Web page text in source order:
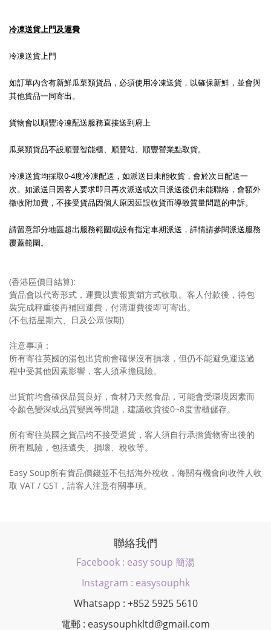
冷凍送貨上門及運費
冷凍送貨上門
如訂單內含有新鮮瓜菜類貨品，必須使用冷凍送貨，以確保新鮮，並會與
其他貨品一同寄出。
貨物會以順豐冷凍配送服務直接送到府上
瓜菜類貨品不設順豐智能櫃、順豐站、順豐營業點取貨。
冷凍送貨均採取0-4度冷凍配送，如派送日未能收貨，會於次日配送一
次。如派送日因客人要求即日再次派送或次日派送後仍未能聯絡，會額外
徵收附加費，不接受貨品因個人原因延誤收貨而導致質量問題的申訴。
請留意部分地區超出服務範圍或設有指定車期派送，詳情請參閱派送服務
覆蓋範圍。
(香港區價目結算):
貨品會以代寄形式，運費以實報實銷方式收取。客人付款後，待包
裝完成秤重後再補回運費，付清運費後即可寄出。
(不包括星期六、日及公眾假期)
注意事項：
所有寄往英國的湯包出貨前會確保沒有損壞，但仍不能避免運送過
程中受其他因素影響，客人須承擔風險。
出貨前均會確保品質良好，食材乃天然食品，可能會受環境因素而
令顏色變深或品質變異等問題，建議收貨後0~8度雪櫃儲存。
所有寄往英國之貨品均不接受退貨，客人須自行承擔貨物寄出後的
所有風險，包括遺失、損壞、稅收等。
Easy Soup所有貨品價錢並不包括海外稅收，海關有機會向收件人收
取 VAT / GST，請客人注意有關事項。
聯絡我們
Facebook : easy soup 簡湯
Instagram : easysouphk
Whatsapp : +852 5925 5610
電郵 : easysouphkltd@gmail.com